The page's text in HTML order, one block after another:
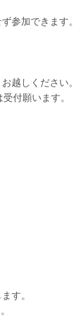
参加できます。
越しください。
付願います。
す。